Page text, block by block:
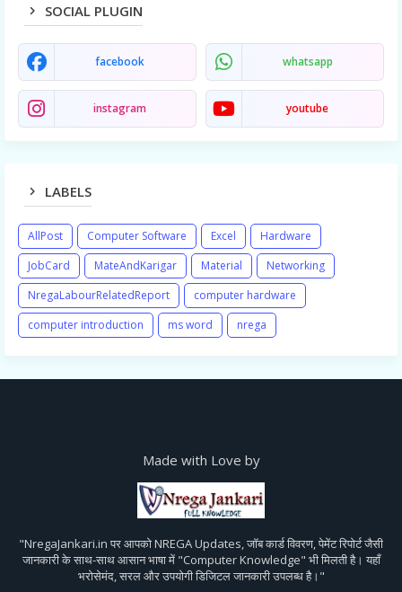
SOCIAL PLUGIN
facebook whatsapp
instagram youtube
LABELS
AllPost Computer Software Excel
Hardware
JobCard
MateAndKarigar Material
Networking
NregaLabourRelatedReport
computer hardware
computer introduction
ms word nrega
Made with Love by
"NregaJankari.in पर आपको NREGA Updates, जॉब कार्ड विवरण, पेमेंट रिपोर्ट जैसी
जानकारी के साथ-साथ आसान भाषा में "Computer Knowledge" भी मिलती है। यहाँ
भरोसेमंद, सरल और उपयोगी डिजिटल जानकारी उपलब्ध है।"